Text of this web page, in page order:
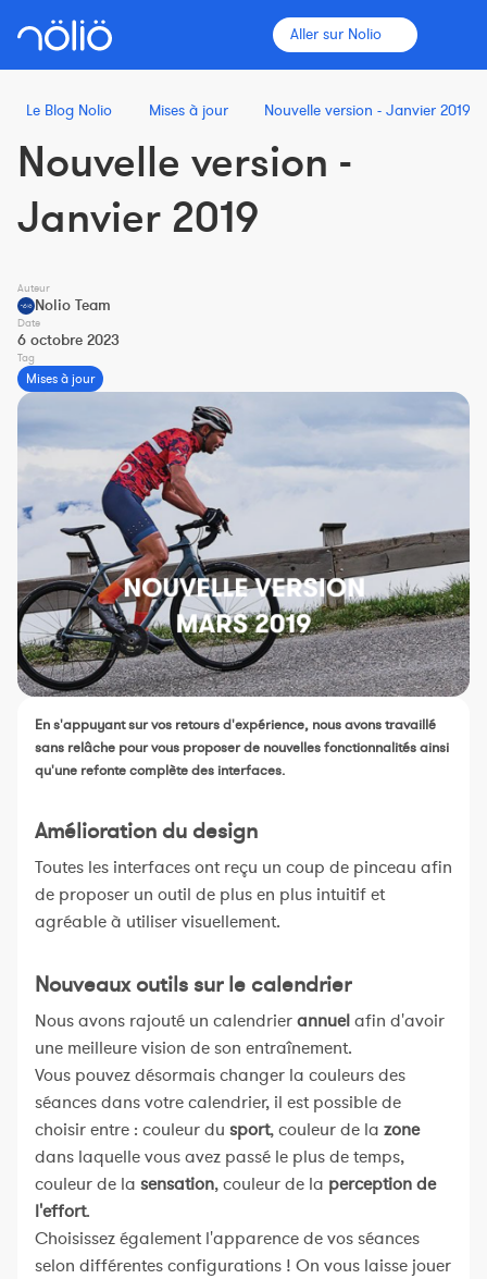
Aller sur Nolio
La plateforme pour tous
Entraîneurs
Clubs
Sportifs
Plus d'informations
Fonctionnalités
Constructeur de séances
Sportif Premium
L'équipe Nolio
FAQ
Le Blog Nolio Mises à jour Nouvelle version - Janvier 2019
Nouvelle version -
Janvier 2019
Auteur
Nolio Team
Date
6 octobre 2023
Tag
Mises à jour
En s'appuyant sur vos retours d'expérience, nous avons travaillé
sans relâche pour vous proposer de nouvelles fonctionnalités ainsi
qu'une refonte complète des interfaces.
Amélioration du design
Toutes les interfaces ont reçu un coup de pinceau afin
de proposer un outil de plus en plus intuitif et
agréable à utiliser visuellement.
Nouveaux outils sur le calendrier
Nous avons rajouté un calendrierannuelafin d'avoir
une meilleure vision de son entraînement.
Vous pouvez désormais changer la couleurs des
séances dans votre calendrier, il est possible de
choisir entre : couleur du sport, couleur de la zone
dans laquelle vous avez passé le plus de temps,
couleur de la sensation, couleur de la perception de
l'effort.
Choisissez également l'apparence de vos séances
selon différentes configurations ! On vous laisse jouer